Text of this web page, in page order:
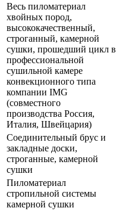
Весь пиломатериал
хвойных пород,
высококачественный,
строганный, камерной
сушки, прошедший цикл в
профессиональной
сушильной камере
конвекционного типа
компании IMG
(совместного
производства Россия,
Италия, Швейцария)
Соединительный брус и
закладные доски,
строганные, камерной
сушки
Пиломатериал
стропильной системы
камерной сушки